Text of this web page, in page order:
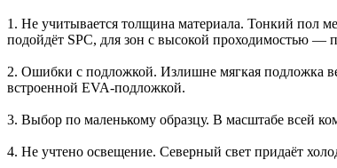
1. Не учитывается толщина материала. Тонкий пол
подойдёт SPC, для зон с высокой проходимостью
2. Ошибки с подложкой. Излишне мягкая подложка
встроенной EVA-подложкой.
3. Выбор по маленькому образцу. В масштабе всей
4. Не учтено освещение. Северный свет придаёт